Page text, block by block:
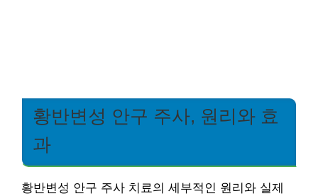
황반변성 안구 주사, 원리와 효
과
황반변성 안구 주사 치료의 세부적인 원리와 실제